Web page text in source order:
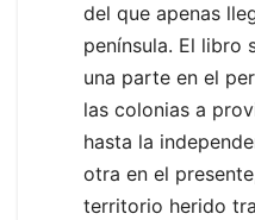
del que apenas
península. El libro
una parte en el
las colonias a
hasta la
otra en el
territorio herido